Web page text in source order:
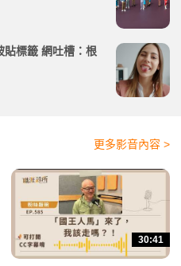
貼標籤 網吐槽：根
更多影音內容 >
30:41